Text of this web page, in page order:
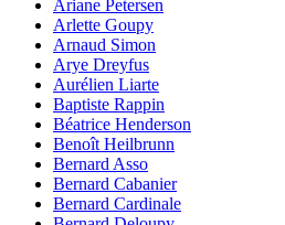
Ariane Petersen
Arlette Goupy
Arnaud Simon
Arye Dreyfus
Aurélien Liarte
Baptiste Rappin
Béatrice Henderson
Benoît Heilbrunn
Bernard Asso
Bernard Cabanier
Bernard Cardinale